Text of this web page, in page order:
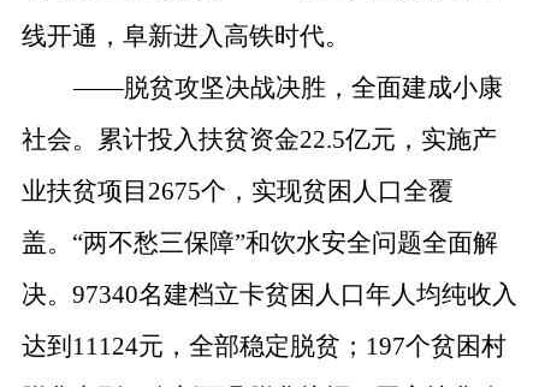
线开通，阜新进入高铁时代。
——脱贫攻坚决战决胜，全面建成小康
社会。 累计投入扶贫资金22.5亿元，实施产
业扶贫项目 2675个，实现贫困人口全覆
盖。 “两不愁三保障”和饮水安全问题全面解
决。 97340名建档立卡贫困人口年人均纯收入
达到 11124元，全部稳定脱贫； 197个贫困村